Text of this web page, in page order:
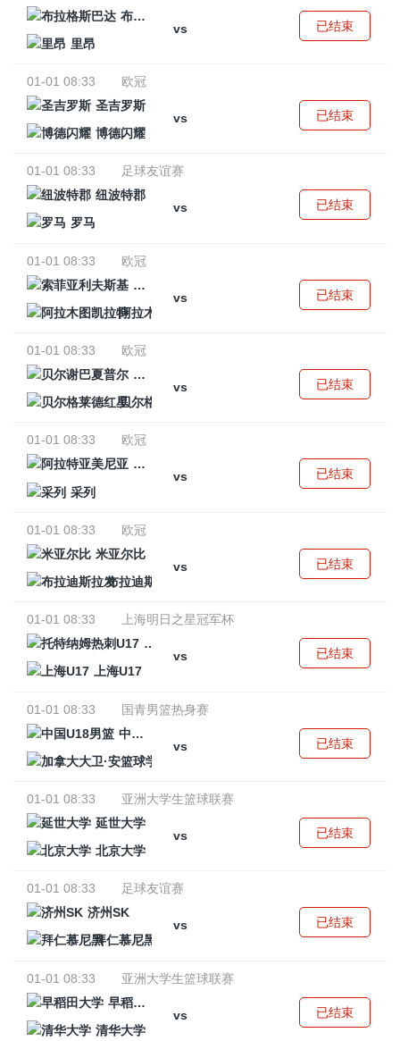
布拉格斯巴达
vs
里昂
已结束
01-01 08:33
欧冠
圣吉罗斯
vs
博德闪耀
已结束
01-01 08:33
足球友谊赛
纽波特郡
vs
罗马
已结束
01-01 08:33
欧冠
索菲亚利夫斯基
vs
阿拉木图凯拉特
已结束
01-01 08:33
欧冠
贝尔谢巴夏普尔
vs
贝尔格莱德红星
已结束
01-01 08:33
欧冠
阿拉特亚美尼亚
vs
采列
已结束
01-01 08:33
欧冠
米亚尔比
vs
布拉迪斯拉发
已结束
01-01 08:33
上海明日之星冠军杯
托特纳姆热刺U17
vs
上海U17
已结束
01-01 08:33
国青男篮热身赛
中国U18男篮
vs
已结束
01-01 08:33
亚洲大学生篮球联赛
延世大学
vs
北京大学
已结束
01-01 08:33
足球友谊赛
济州SK
vs
拜仁慕尼黑
已结束
01-01 08:33
亚洲大学生篮球联赛
早稻田大学
vs
清华大学
已结束